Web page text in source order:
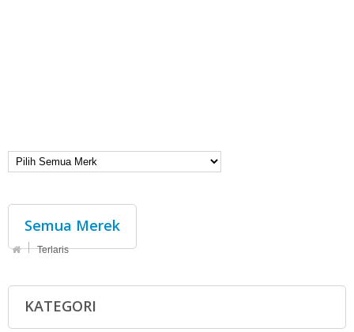
Semua Merek
Terlaris
KATEGORI